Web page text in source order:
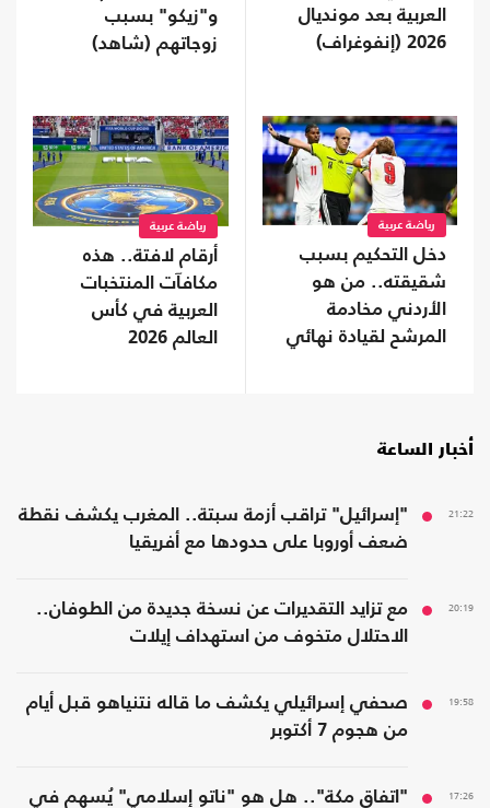
العربية بعد مونديال
2026 (إنفوغراف)
و"زيكو" بسبب
زوجاتهم (شاهد)
رياضة عربية
دخل التحكيم بسبب
شقيقته.. من هو
الأردني مخادمة
المرشح لقيادة نهائي
رياضة عربية
أرقام لافتة.. هذه
مكافآت المنتخبات
العربية في كأس
العالم 2026
أخبار الساعة
21:22
"إسرائيل" تراقب أزمة سبتة.. المغرب يكشف نقطة
ضعف أوروبا على حدودها مع أفريقيا
20:19
مع تزايد التقديرات عن نسخة جديدة من الطوفان..
الاحتلال متخوف من استهداف إيلات
19:58
صحفي إسرائيلي يكشف ما قاله نتنياهو قبل أيام
من هجوم 7 أكتوبر
17:26
"اتفاق مكة".. هل هو "ناتو إسلامي" يُسهم في